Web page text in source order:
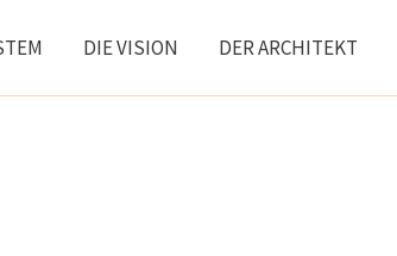
DIE VISION DER ARCHITEKT